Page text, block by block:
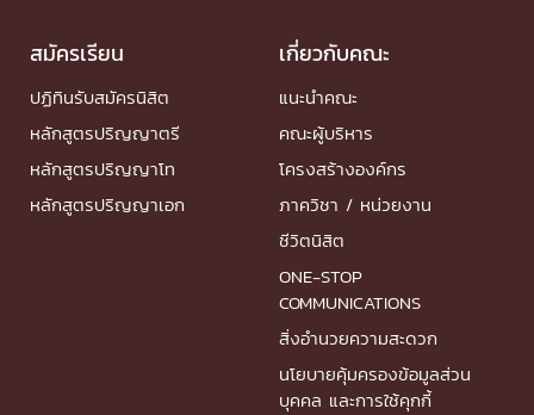
สมัครเรียน
ปฏิทินรับสมัครนิสิต
หลักสูตรปริญญาตรี
หลักสูตรปริญญาโท
หลักสูตรปริญญาเอก
เกี่ยวกับคณะ
แนะนำคณะ
คณะผู้บริหาร
โครงสร้างองค์กร
ภาควิชา / หน่วยงาน
ชีวิตนิสิต
ONE-STOP
COMMUNICATIONS
สิ่งอำนวยความสะดวก
นโยบายคุ้มครองข้อมูลส่วน
บุคคล และการใช้คุกกี้